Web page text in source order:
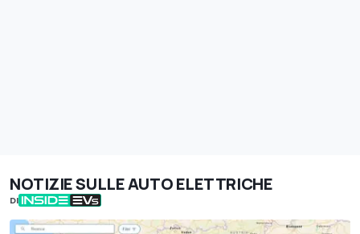
NOTIZIE SULLE AUTO ELETTRICHE
DI